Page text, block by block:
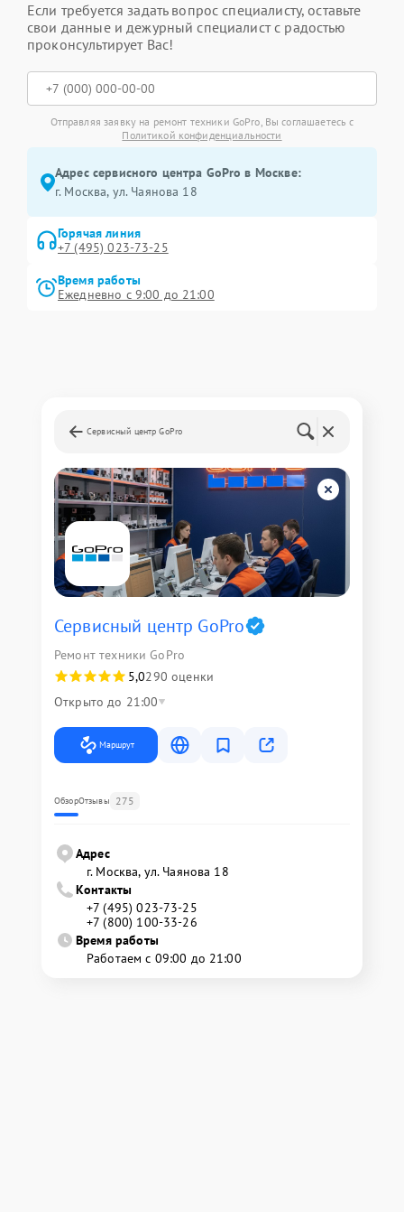
Если требуется задать вопрос специалисту, оставьте
свои данные и дежурный специалист с радостью
проконсультирует Вас!
Отправляя заявку на ремонт техники GoPro, Вы соглашаетесь с
Политикой конфиденциальности
Адрес сервисного центра GoPro в Москве:
г. Москва, ул. Чаянова 18
Горячая линия
+7 (495) 023-73-25
Время работы
Ежедневно с 9:00 до 21:00
Сервисный центр GoPro
Сервисный центр GoPro
Ремонт техники GoPro
5,0290 оценки
Открыто до 21:00
Маршрут
ОбзорОтзывы 275
Адрес
г. Москва, ул. Чаянова 18
Контакты
+7 (495) 023-73-25
+7 (800) 100-33-26
Время работы
Работаем с 09:00 до 21:00